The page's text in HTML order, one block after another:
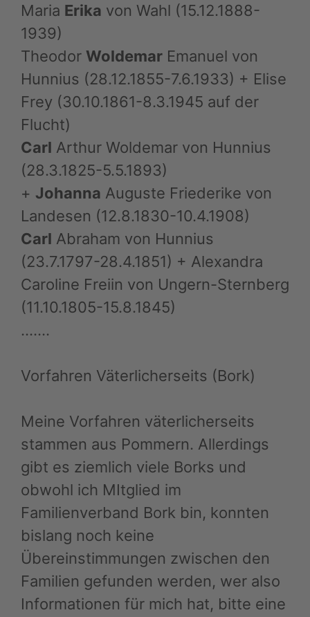
Maria Erika von Wahl (15.12.1888-
1939)
Theodor Woldemar Emanuel von
Hunnius (28.12.1855-7.6.1933) + Elise
Frey (30.10.1861-8.3.1945 auf der
Flucht)
Carl Arthur Woldemar von Hunnius
(28.3.1825-5.5.1893)
+ Johanna Auguste Friederike von
Landesen (12.8.1830-10.4.1908)
Carl Abraham von Hunnius
(23.7.1797-28.4.1851) + Alexandra
Caroline Freiin von Ungern-Sternberg
(11.10.1805-15.8.1845)
…….
Vorfahren Väterlicherseits (Bork)
Meine Vorfahren väterlicherseits
stammen aus Pommern. Allerdings
gibt es ziemlich viele Borks und
obwohl ich MItglied im
Familienverband Bork bin, konnten
bislang noch keine
Übereinstimmungen zwischen den
Familien gefunden werden, wer also
Informationen für mich hat, bitte eine